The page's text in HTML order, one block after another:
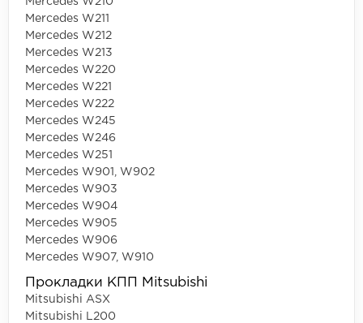
Mercedes W211
Mercedes W212
Mercedes W213
Mercedes W220
Mercedes W221
Mercedes W222
Mercedes W245
Mercedes W246
Mercedes W251
Mercedes W901, W902
Mercedes W903
Mercedes W904
Mercedes W905
Mercedes W906
Mercedes W907, W910
Прокладки КПП Mitsubishi
Mitsubishi ASX
Mitsubishi L200